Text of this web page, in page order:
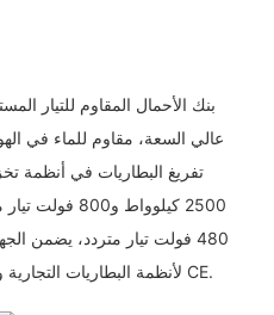
بنك الأحمال المقاوم للتيار
عالي السعة، مقاوم للماء في
تفريغ البطاريات في أنظمة
480 فولت تيار متردد، يضمن
لأنظمة البطاريات التجارية والخدمية، وهو حاصل على شهادة CE.